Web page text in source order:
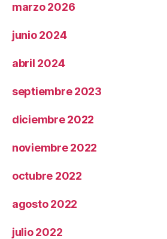
marzo 2026
junio 2024
abril 2024
septiembre 2023
diciembre 2022
noviembre 2022
octubre 2022
agosto 2022
julio 2022